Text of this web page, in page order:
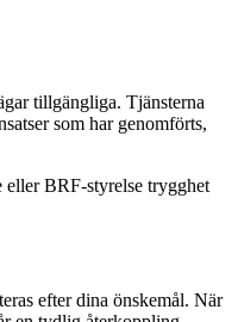
tillgängliga. Tjänsterna
som har genomförts,
eller BRF-styrelse trygghet
efter dina önskemål. När